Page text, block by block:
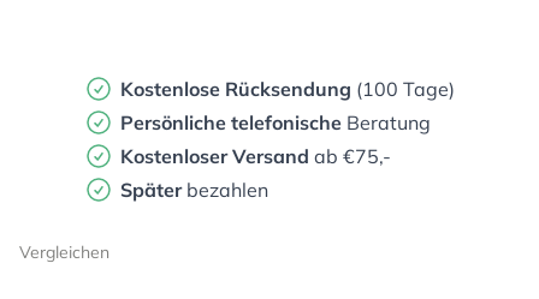
Kostenlose Rücksendung (100 Tage)
Persönliche telefonische Beratung
Kostenloser Versand ab €75,-
Später bezahlen
Vergleichen